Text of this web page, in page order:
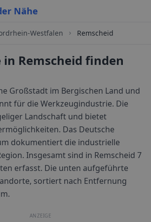
Nähe
Westfalen Remscheid
Remscheid finden
Großstadt im Bergischen Land und
für die Werkzeugindustrie. Die
Landschaft und bietet
Das Deutsche
dokumentiert die industrielle
Insgesamt sind in Remscheid 7
erfasst. Die unten aufgeführte
sortiert nach Entfernung
ANZEIGE